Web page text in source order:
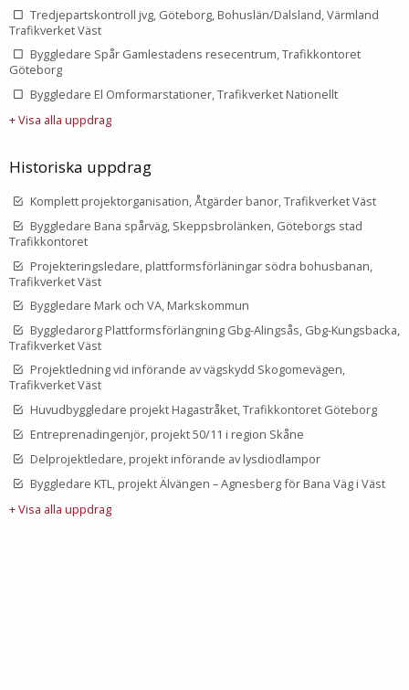
Tredjepartskontroll jvg, Göteborg, Bohuslän/Dalsland, Värmland
Trafikverket Väst
Byggledare Spår Gamlestadens resecentrum, Trafikkontoret
Göteborg
Byggledare El Omformarstationer, Trafikverket Nationellt
+ Visa alla uppdrag
Historiska uppdrag
Komplett projektorganisation, Åtgärder banor, Trafikverket Väst
Byggledare Bana spårväg, Skeppsbrolänken, Göteborgs stad
Trafikkontoret
Projekteringsledare, plattformsförläningar södra bohusbanan,
Trafikverket Väst
Byggledare Mark och VA, Markskommun
Byggledarorg Plattformsförlängning Gbg-Alingsås, Gbg-Kungsbacka,
Trafikverket Väst
Projektledning vid införande av vägskydd Skogomevägen,
Trafikverket Väst
Huvudbyggledare projekt Hagastråket, Trafikkontoret Göteborg
Entreprenadingenjör, projekt 50/11 i region Skåne
Delprojektledare, projekt införande av lysdiodlampor
Byggledare KTL, projekt Älvängen – Agnesberg för Bana Väg i Väst
+ Visa alla uppdrag